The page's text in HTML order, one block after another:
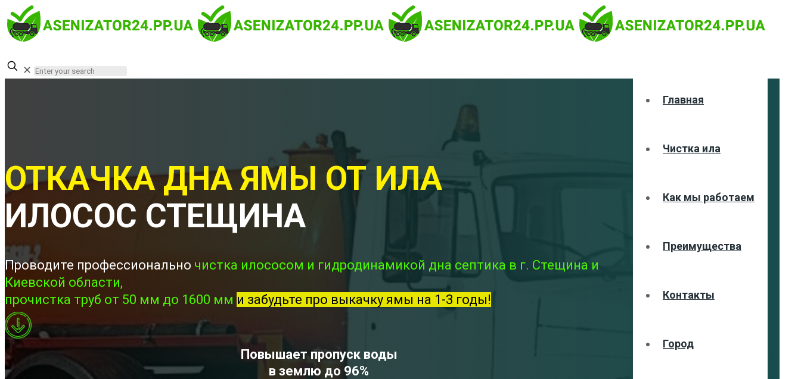
Главная
Чистка ила
Как мы работаем
Преимущества
Контакты
Город
✕
ОТКАЧКА ДНА ЯМЫ ОТ ИЛА
ИЛОСОС СТЕЩИНА
Проводите профессионально чистка илососом и гидродинамикой дна септика в г. Стещина и
Киевской области,
прочистка труб от 50 мм до 1600 мм и забудьте про выкачку ямы на 1-3 годы!
Повышает пропуск воды
в землю до 96%